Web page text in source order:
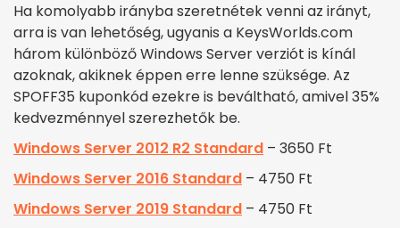
Ha komolyabb irányba szeretnétek venni az irányt,
arra is van lehetőség, ugyanis a KeysWorlds.com
három különböző Windows Server verziót is kínál
azoknak, akiknek éppen erre lenne szüksége. Az
SPOFF35 kuponkód ezekre is beváltható, amivel 35%
kedvezménnyel szerezhetők be.
Windows Server 2012 R2 Standard – 3650 Ft
Windows Server 2016 Standard – 4750 Ft
Windows Server 2019 Standard – 4750 Ft